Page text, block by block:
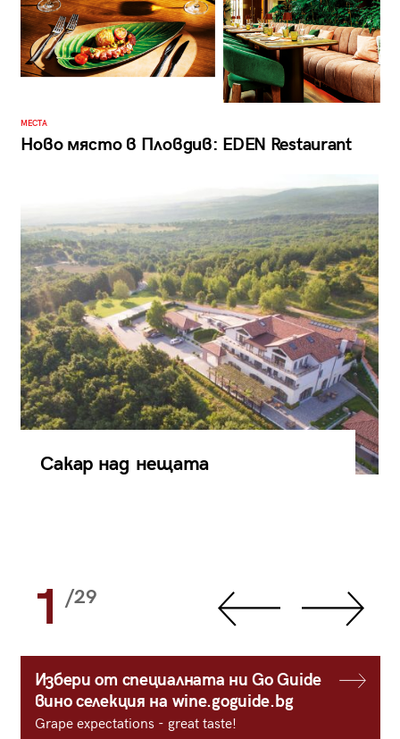
МЕСТА
Ново място в Пловдив: EDEN Restaurant
Сакар над нещата
1 /29
Избери от специалната ни Go Guide
вино селекция на wine.goguide.bg
Grape expectations - great taste!